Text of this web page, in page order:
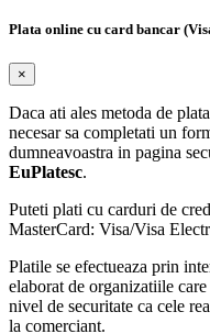
Plata online cu card bancar
×
Daca ati ales metoda de plata
necesar sa completati un
dumneavoastra in pagina
EuPlatesc.
Puteti plati cu carduri de
MasterCard: Visa/Visa
Platile se efectueaza prin
elaborat de organizatiile
nivel de securitate ca cele
la comerciant.